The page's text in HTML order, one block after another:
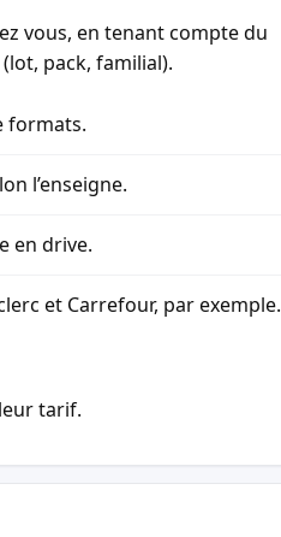
vous, en tenant compte du
pack, familial).
formats.
l’enseigne.
en drive.
et Carrefour, par exemple.
tarif.